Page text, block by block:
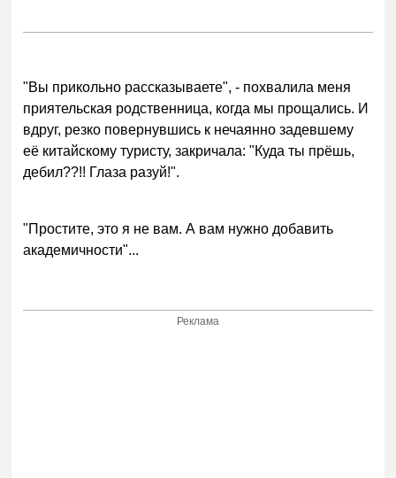
"Вы прикольно рассказываете", - похвалила меня
приятельская родственница, когда мы прощались. И
вдруг, резко повернувшись к нечаянно задевшему
её китайскому туристу, закричала: "Куда ты прёшь,
дебил??!! Глаза разуй!".
"Простите, это я не вам. А вам нужно добавить
академичности"...
Реклама